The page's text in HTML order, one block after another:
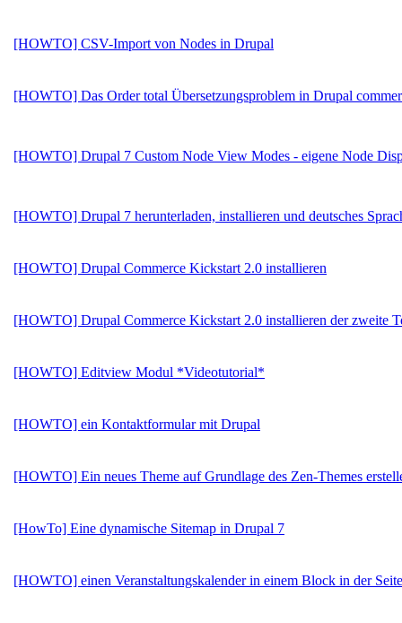
[HOWTO] CSV-Import von Nodes in Drupal
[HOWTO] Das Order total Übersetzungsproblem in Drupal
[HOWTO] Drupal 7 Custom Node View Modes - eigene Node
[HOWTO] Drupal 7 herunterladen, installieren und deutsches
[HOWTO] Drupal Commerce Kickstart 2.0 installieren
[HOWTO] Drupal Commerce Kickstart 2.0 installieren der zweite
[HOWTO] Editview Modul *Videotutorial*
[HOWTO] ein Kontaktformular mit Drupal
[HOWTO] Ein neues Theme auf Grundlage des Zen-Themes
[HowTo] Eine dynamische Sitemap in Drupal 7
[HOWTO] einen Veranstaltungskalender in einem Block in der